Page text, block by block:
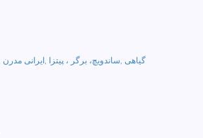
ایرانی مدرن ساندویچ، برگر ، پیتزا گیاهی